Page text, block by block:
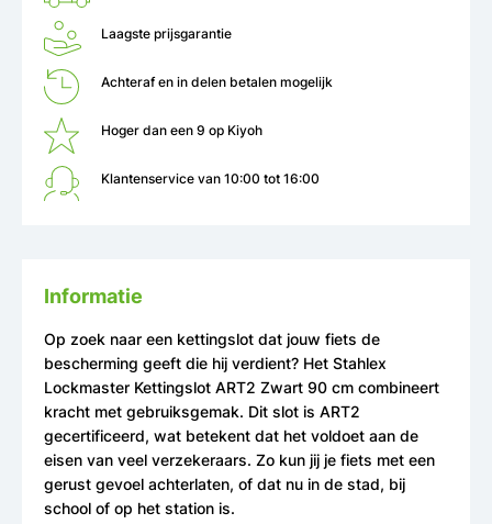
Laagste prijsgarantie
Achteraf en in delen betalen mogelijk
Hoger dan een 9 op Kiyoh
Klantenservice van 10:00 tot 16:00
Informatie
Op zoek naar een kettingslot dat jouw fiets de
bescherming geeft die hij verdient? Het Stahlex
Lockmaster Kettingslot ART2 Zwart 90 cm combineert
kracht met gebruiksgemak. Dit slot is ART2
gecertificeerd, wat betekent dat het voldoet aan de
eisen van veel verzekeraars. Zo kun jij je fiets met een
gerust gevoel achterlaten, of dat nu in de stad, bij
school of op het station is.